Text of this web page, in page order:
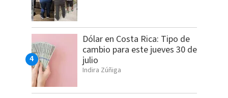
Dólar en Costa Rica: Tipo de
cambio para este jueves 30 de
julio
Indira Zúñiga